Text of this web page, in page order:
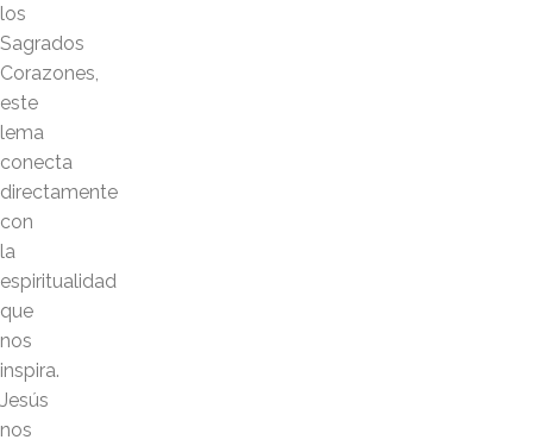
los
Sagrados
Corazones,
este
lema
conecta
directamente
con
la
espiritualidad
que
nos
inspira.
Jesús
nos